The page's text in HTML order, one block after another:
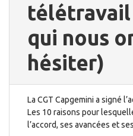
qui nous
hésiter)
La CGT Capgemini a signé
Les 10 raisons pour
l’accord, ses avancées et